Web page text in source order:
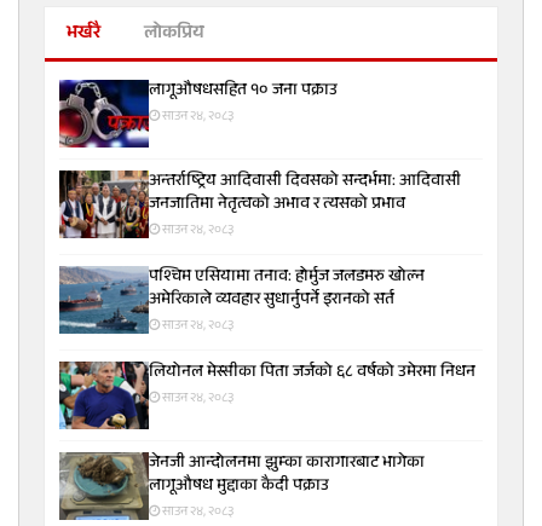
भर्खरै लोकप्रिय
लागूऔषधसहित १० जना पक्राउ
साउन २४, २०८३
अन्तर्राष्ट्रिय आदिवासी दिवसको सन्दर्भमा: आदिवासी
जनजातिमा नेतृत्वको अभाव र त्यसको प्रभाव
साउन २४, २०८३
पश्चिम एसियामा तनाव: होर्मुज जलडमरु खोल्न
अमेरिकाले व्यवहार सुधार्नुपर्ने इरानको सर्त
साउन २४, २०८३
लियोनल मेस्सीका पिता जर्जको ६८ वर्षको उमेरमा निधन
साउन २४, २०८३
जेनजी आन्दोलनमा झुम्का कारागारबाट भागेका
लागूऔषध मुद्दाका कैदी पक्राउ
साउन २४, २०८३